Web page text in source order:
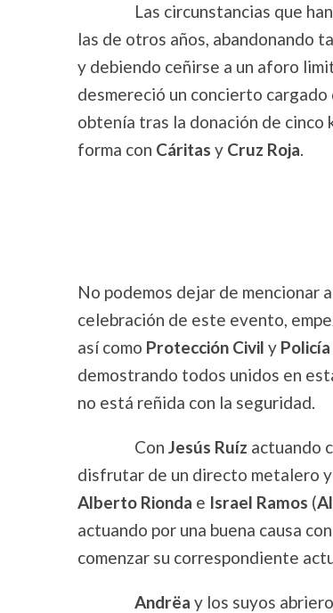
Las circunstancias que han
las de otros años, abandonando
y debiendo ceñirse a un aforo
desmereció un concierto cargado
obtenía tras la donación de
forma con Cáritas y Cruz Roja.
No podemos dejar de mencionar
celebración de este evento,
así como Protección Civil y
demostrando todos unidos en
no está reñida con la seguridad.
Con Jesús Ruíz actuando
disfrutar de un directo metalero
Alberto Rionda e Israel Ramos (
actuando por una buena causa
comenzar su correspondiente
Andrëa y los suyos